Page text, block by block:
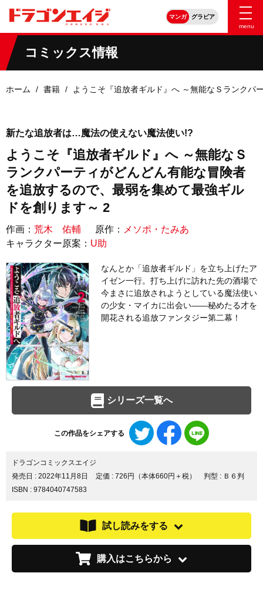
マンガ
グラビア
menu
コミックス情報
ホーム 書籍 ようこそ『追放者ギルド』へ ～無能なＳランクパ
新たな追放者は…魔法の使えない魔法使い!?
ようこそ『追放者ギルド』へ ～無能なＳ
ランクパーティがどんどん有能な冒険者
を追放するので、最弱を集めて最強ギル
ドを創ります～ 2
作画： 荒木 佑輔 原作：
メソポ・たみあ
キャラクター原案： U助
なんとか「追放者ギルド」を立ち上げたア
イゼン一行。打ち上げに訪れた先の酒場で
今まさに追放されようとしている魔法使い
の少女・マイカに出会い――秘めたる才を
開花される追放ファンタジー第二幕！
シリーズ一覧へ
この作品をシェアする
Twitter
で
ア
Facebook
で
ア
で
ア
ドラゴンコミックスエイジ
発売日 : 2022年11月8日 定価 : 726円（本体660円＋税）
判型 : Ｂ６判
ISBN : 9784040747583
試し読みをする
購入はこちらから